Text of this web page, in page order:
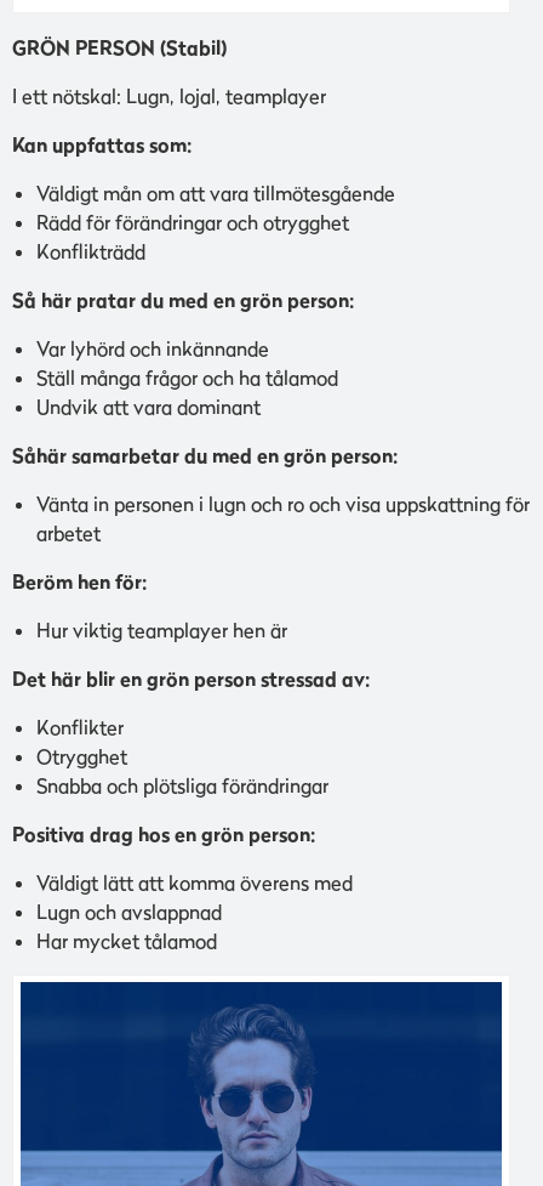
GRÖN PERSON (Stabil)
I ett nötskal: Lugn, lojal, teamplayer
Kan uppfattas som:
Väldigt mån om att vara tillmötesgående
Rädd för förändringar och otrygghet
Konflikträdd
Så här pratar du med en grön person:
Var lyhörd och inkännande
Ställ många frågor och ha tålamod
Undvik att vara dominant
Såhär samarbetar du med en grön person:
Vänta in personen i lugn och ro och visa uppskattning för
arbetet
Beröm hen för:
Hur viktig teamplayer hen är
Det här blir en grön person stressad av:
Konflikter
Otrygghet
Snabba och plötsliga förändringar
Positiva drag hos en grön person:
Väldigt lätt att komma överens med
Lugn och avslappnad
Har mycket tålamod